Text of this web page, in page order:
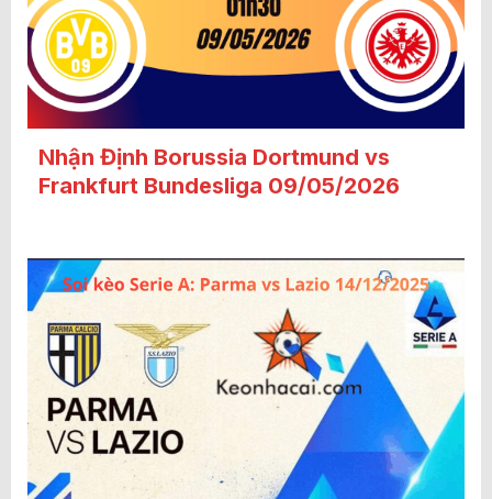
Nhận Định Borussia Dortmund vs
Frankfurt Bundesliga 09/05/2026